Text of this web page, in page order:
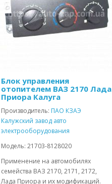
Блок управления
отопителем ВАЗ 2170 Лада
Приора Калуга
Производитель: ПАО КЗАЭ
Калужский завод авто
электрооборудования
Модель: 21703-8128020
Применение на автомобилях
семейства ВАЗ 2170, 2171, 2172,
Лада Приора и их модификаций.